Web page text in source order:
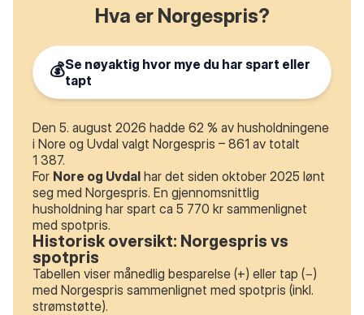
Hva er Norgespris?
💰Se nøyaktig hvor mye du har spart eller
tapt
Den 5. august 2026 hadde 62 % av husholdningene
i Nore og Uvdal valgt Norgespris – 861 av totalt
1 387.
For Nore og Uvdal har det siden oktober 2025 lønt
seg med Norgespris. En gjennomsnittlig
husholdning har spart ca 5 770 kr sammenlignet
med spotpris.
Historisk oversikt: Norgespris vs
spotpris
Tabellen viser månedlig besparelse (+) eller tap (−)
med Norgespris sammenlignet med spotpris (inkl.
strømstøtte).